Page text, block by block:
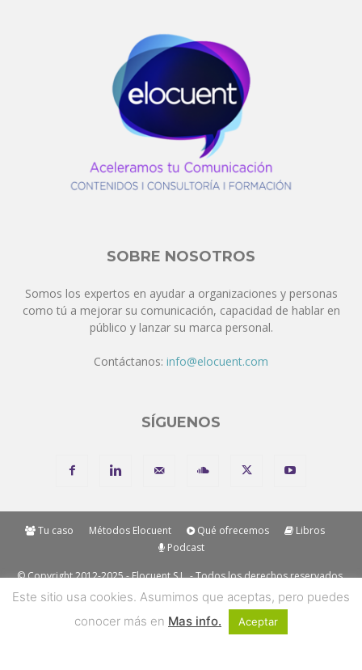
SOBRE NOSOTROS
Somos los expertos en ayudar a organizaciones y personas
como tú a mejorar su comunicación, capacidad de hablar en
público y lanzar su marca personal.
Contáctanos: info@elocuent.com
SÍGUENOS
Tu caso Métodos Elocuent Qué ofrecemos
Libros
Podcast
© Copyright 2012-2025 - Elocuent S.L. - Todos los derechos reservados.
Los métodos y marcas mencionadas en nuestros métodos son
"Trademark" de Elocuent SL. Solo se permite la reproducción de
contenidos con mención y enlace a su origen.
Este sitio usa cookies. Asumimos que aceptas, pero puedes
conocer más en Mas info. Aceptar